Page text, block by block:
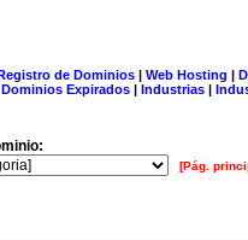
de Dominios| Web Hosting |
Dominios Expirados | Industrias |
[Pág.